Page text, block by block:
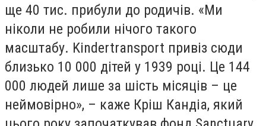
ще 40 тис. прибули до родичів. «Ми
ніколи не робили нічого такого
масштабу. Kindertransport привіз сюди
близько 10 000 дітей у 1939 році. Це 144
000 людей лише за шість місяців – це
неймовірно», – каже Кріш Кандіа, який